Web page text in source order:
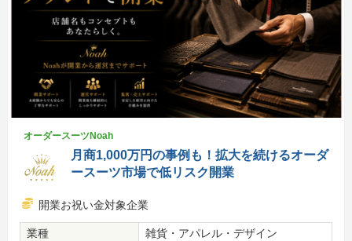
オーダースーツNoah
月商1,000万円の事例も！拡大を続けるオーダ
ースーツ市場で低リスク開業
開業お祝い金対象企業
業種
雑貨・アパレル・デザイン